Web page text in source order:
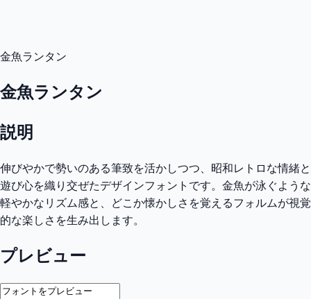
金魚ランタン
金魚ランタン
説明
伸びやかで勢いのある筆致を活かしつつ、昭和レトロな情緒と
遊び心を織り交ぜたデザインフォントです。金魚が泳ぐような
軽やかなリズム感と、どこか懐かしさを覚えるフォルムが視覚
的な楽しさを生み出します。
プレビュー